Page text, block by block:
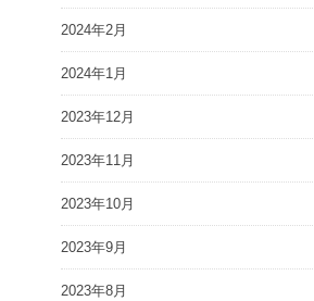
2024年2月
2024年1月
2023年12月
2023年11月
2023年10月
2023年9月
2023年8月